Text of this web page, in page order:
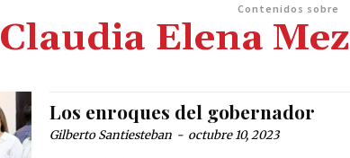
Contenidos sobre
Claudia Elena
Los enroques del gobernador
Gilberto Santiesteban - octubre 10, 2023